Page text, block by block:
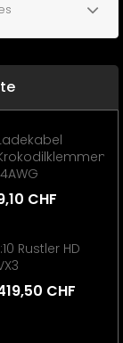
CHF
Rustler HD
CHF